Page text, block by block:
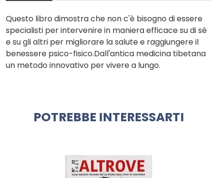
Questo libro dimostra che non c'è bisogno di essere
specialisti per intervenire in maniera efficace su di sé
e su gli altri per migliorare la salute e raggiungere il
benessere psico-fisico.Dall'antica medicina tibetana
un metodo innovativo per vivere a lungo.
POTREBBE INTERESSARTI